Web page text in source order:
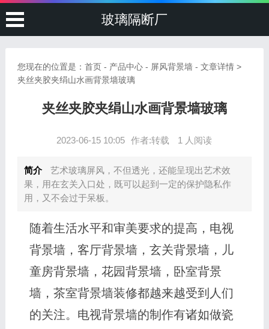
玻璃隔断厂
您现在的位置是： 首页- 产品中心- 屏风背景墙- 文章详情 >
夹丝夹胶夹绢山水画背景墙玻璃
夹丝夹胶夹绢山水画背景墙玻璃
2023-06-15 10:05 作者:转载 1 人阅读
简介
艺术玻璃屏风，不但透光，还能呈现出艺术效
果，用在玄关入口处，既可以起到一定的保护隐私作
用，又不会过于呆板。
随着生活水平和审美要求的提高，电视
背景墙，客厅背景墙，玄关背景墙，儿
童房背景墙，花园背景墙，卧室背景
墙，茶室背景墙装修都越来越受到人们
的关注。电视背景墙的制作有诸如做瓷